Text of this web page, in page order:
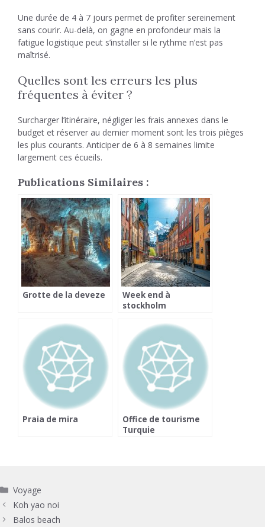
Une durée de 4 à 7 jours permet de profiter sereinement
sans courir. Au-delà, on gagne en profondeur mais la
fatigue logistique peut s’installer si le rythme n’est pas
maîtrisé.
Quelles sont les erreurs les plus
fréquentes à éviter ?
Surcharger l’itinéraire, négliger les frais annexes dans le
budget et réserver au dernier moment sont les trois pièges
les plus courants. Anticiper de 6 à 8 semaines limite
largement ces écueils.
Publications Similaires :
Grotte de la deveze
Week end à
stockholm
Praia de mira
Office de tourisme
Turquie
Catégories
Voyage
Koh yao noi
Balos beach